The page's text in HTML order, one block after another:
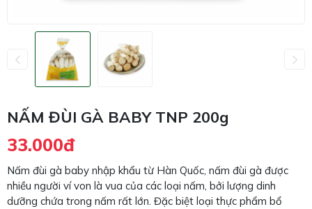
NẤM ĐÙI GÀ BABY TNP 200g
33.000đ
Nấm đùi gà baby nhập khẩu từ Hàn Quốc, nấm đùi gà được
nhiều người ví von là vua của các loại nấm, bởi lượng dinh
dưỡng chứa trong nấm rất lớn. Đặc biệt loại thực phẩm bổ